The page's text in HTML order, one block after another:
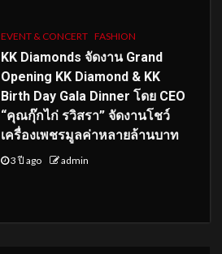
EVENT & CONCERT FASHION
KK Diamonds จัดงาน Grand
Opening KK Diamond & KK
Birth Day Gala Dinner โดย CEO
“คุณกุ๊กไก่ รวิสรา” จัดงานโชว์
เครื่องเพชรมูลค่าหลายล้านบาท
3 ปี ago admin